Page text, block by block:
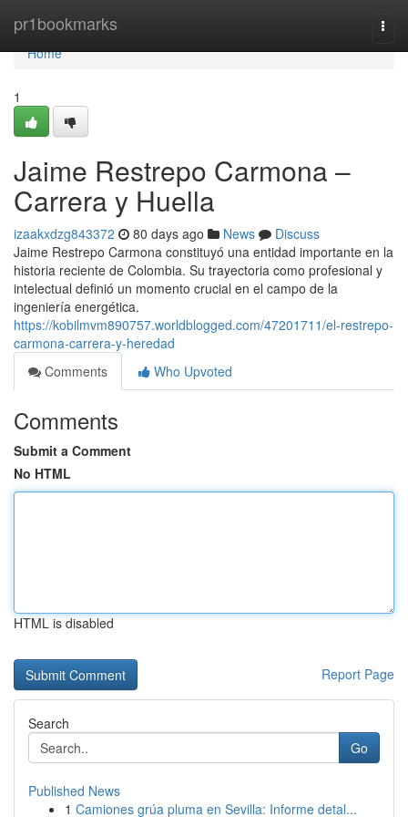
pr1bookmarks
Home
Home
1
Jaime Restrepo Carmona –
Carrera y Huella
izaakxdzg843372 80 days ago News
Discuss
Jaime Restrepo Carmona constituyó una entidad importante en la
historia reciente de Colombia. Su trayectoria como profesional y
intelectual definió un momento crucial en el campo de la
ingeniería energética.
https://kobilmvm890757.worldblogged.com/47201711/el-restrepo-
carmona-carrera-y-heredad
Comments
Who Upvoted
Comments
Submit a Comment
No HTML
HTML is disabled
Report Page
Search
Go
Published News
1 Camiones grúa pluma en Sevilla: Informe detal...